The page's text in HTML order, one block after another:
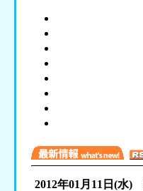
2012年01月11日(水)